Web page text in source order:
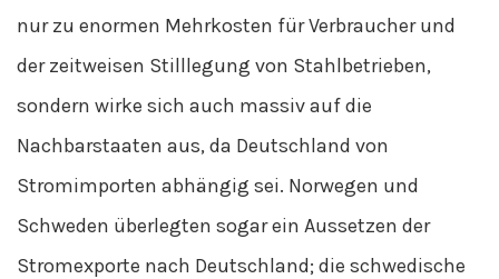
nur zu enormen Mehrkosten für Verbraucher und
der zeitweisen Stilllegung von Stahlbetrieben,
sondern wirke sich auch massiv auf die
Nachbarstaaten aus, da Deutschland von
Stromimporten abhängig sei. Norwegen und
Schweden überlegten sogar ein Aussetzen der
Stromexporte nach Deutschland; die schwedische